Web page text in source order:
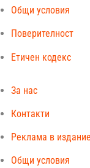
Общи условия
Поверителност
Етичен кодекс
За нас
Контакти
Реклама в
Общи условия